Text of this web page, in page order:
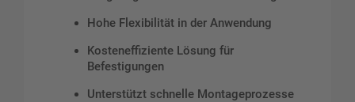
Hohe Flexibilität in der Anwendung
Kosteneffiziente Lösung für
Befestigungen
Unterstützt schnelle Montageprozesse